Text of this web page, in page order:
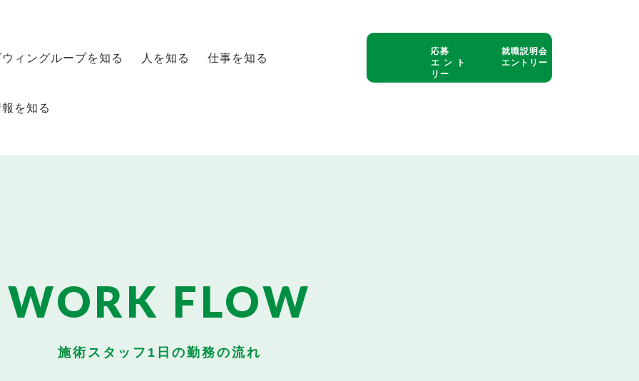
ィングループを知る 人を知る 仕事を知る
を知る
応募
エント
リー
就職説明会
エントリー
WORK FLOW
施術スタッフ1日の勤務の流れ